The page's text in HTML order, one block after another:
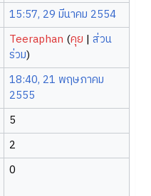
15:57, 29 มีนาคม 2554
Teeraphan (คุย |ส่วน
ร่วม)
18:40, 21 พฤษภาคม
2555
5
2
0